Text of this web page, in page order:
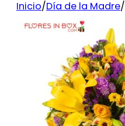
Inicio/Día de la Madre/